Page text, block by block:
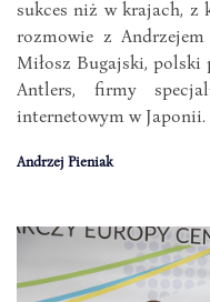
sukces niż w krajach, z
rozmowie z
Miłosz Bugajski, polski
Antlers, firmy
internetowym w Japonii.
Andrzej Pieniak